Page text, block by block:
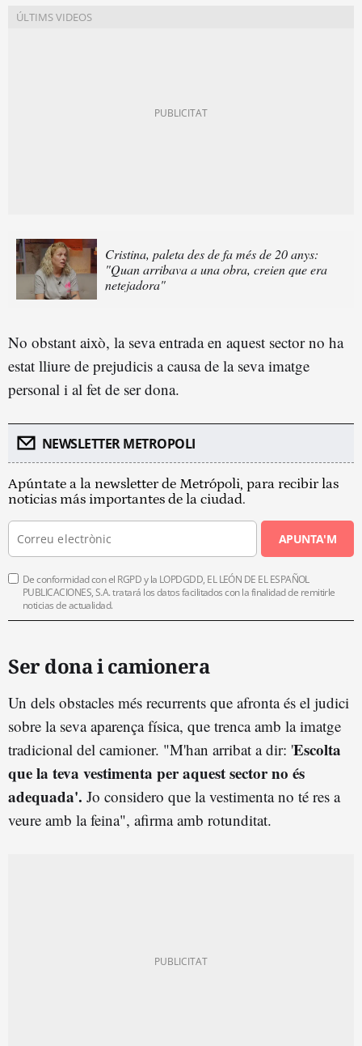
Cristina, paleta des de fa més de 20 anys:
"Quan arribava a una obra, creien que era
netejadora"
No obstant això, la seva entrada en aquest sector no ha
estat lliure de prejudicis a causa de la seva imatge
personal i al fet de ser dona.
NEWSLETTER METROPOLI
Apúntate a la newsletter de Metrópoli, para recibir las
noticias más importantes de la ciudad.
APUNTA'M
De conformidad con el RGPD y la LOPDGDD, EL LEÓN DE EL ESPAÑOL
PUBLICACIONES, S.A. tratará los datos facilitados con la finalidad de remitirle
noticias de actualidad.
Ser dona i camionera
Un dels obstacles més recurrents que afronta és el judici
sobre la seva aparença física, que trenca amb la imatge
tradicional del camioner. "M'han arribat a dir: 'Escolta
que la teva vestimenta per aquest sector no és
adequada'. Jo considero que la vestimenta no té res a
veure amb la feina", afirma amb rotunditat.